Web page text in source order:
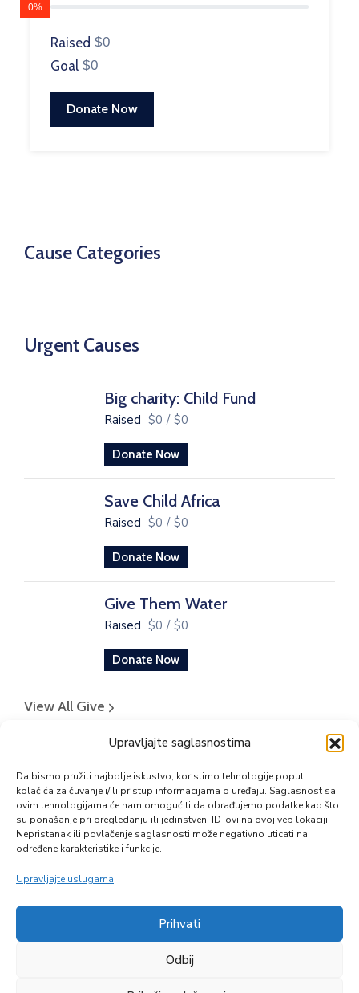
Upravljajte saglasnostima
Da bismo pružili najbolje iskustvo, koristimo tehnologije poput
kolačića za čuvanje i/ili pristup informacijama o uređaju. Saglasnost sa
ovim tehnologijama će nam omogućiti da obrađujemo podatke kao što
su ponašanje pri pregledanju ili jedinstveni ID-ovi na ovoj veb lokaciji.
Nepristanak ili povlačenje saglasnosti može negativno uticati na
određene karakteristike i funkcije.
Upravljajte uslugama
Prihvati
Odbij
Cause Categories
Urgent Causes
Big charity: Child Fund
Raised $0 / $0
Donate Now
Save Child Africa
Raised $0 / $0
Donate Now
Give Them Water
Raised $0 / $0
Donate Now
View All Give
0%
Raised $0
Goal $0
Donate Now
Zapratite nas